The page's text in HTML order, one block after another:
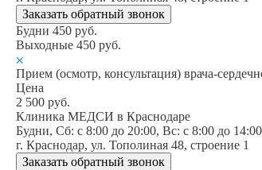
Заказать обратный звонок
Будни 450 руб.
Выходные 450 руб.
Прием (осмотр, консультация) врача-
Цена
2 500 руб.
Клиника МЕДСИ в Краснодаре
Будни, Сб: c 8:00 до 20:00, Вс: c 8:00 до 14:00
г. Краснодар, ул. Тополиная 48, строение 1
Заказать обратный звонок